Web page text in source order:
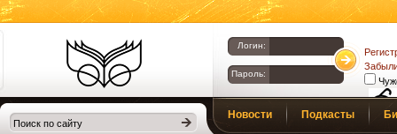
Библиотеки
Клина. Клинская
Логин:
Пароль:
Новости Подкасты